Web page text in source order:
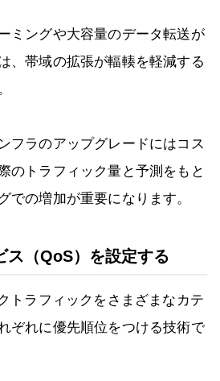
ミングや大容量のデータ転送が
、帯域の拡張が輻輳を軽減する
フラのアップグレードにはコス
のトラフィック量と予測をもと
での増加が重要になります。
ス（QoS）を設定する
トラフィックをさまざまなカテ
ぞれに優先順位をつける技術で